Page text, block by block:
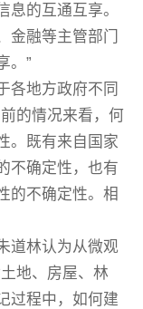
息的互通互享。
金融等主管部门
。”
各地方政府不同
的情况来看，何
。既有来自国家
不确定性，也有
的不确定性。相
道林认为从微观
地、房屋、林
过程中，如何建